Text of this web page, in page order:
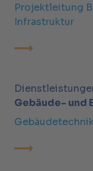
Projektleitung
Infrastruktur
Gebäude- und